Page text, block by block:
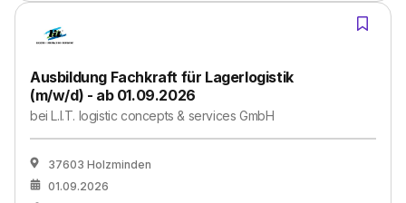
Ausbildung Fachkraft für Lagerlogistik
(m/w/d) - ab 01.09.2026
beiL.I.T. logistic concepts & services GmbH
37603 Holzminden
01.09.2026